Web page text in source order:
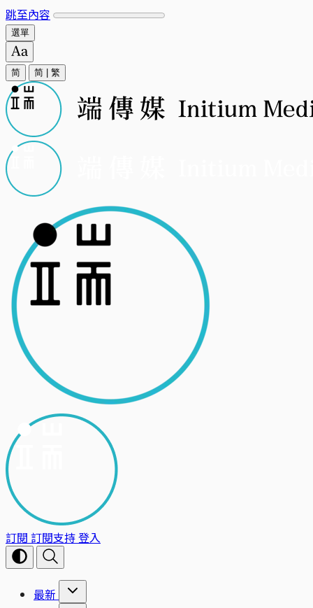
跳至內容
選單
简 简 繁
訂閱 訂閱支持登入
最新